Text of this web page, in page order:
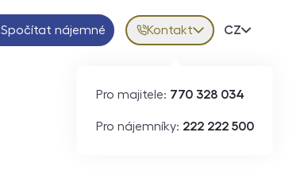
Spočítat nájemné Kontakt
Pro majitele: 770 328 034
Pro nájemníky: 222 222 500
Volba
CZ